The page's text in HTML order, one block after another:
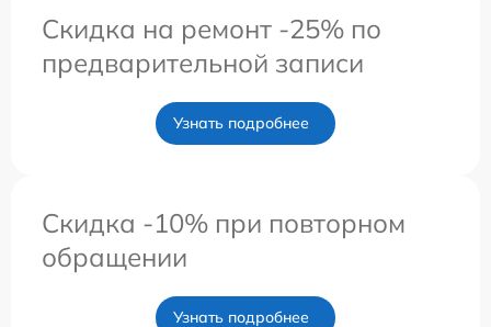
Скидка на ремонт -25% по
предварительной записи
Узнать подробнее
Скидка -10% при повторном
обращении
Узнать подробнее